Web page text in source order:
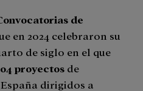
de
en 2024 celebraron su
de siglo en el que
proyectos de
dirigidos a